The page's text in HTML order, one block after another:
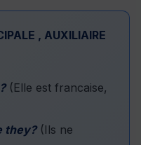
, AUXILIAIRE
(Elle est francaise,
they?(Ils ne